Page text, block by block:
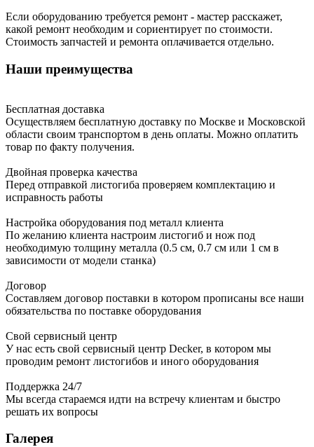
Если оборудованию требуется ремонт - мастер расскажет,
какой ремонт необходим и сориентирует по стоимости.
Стоимость запчастей и ремонта оплачивается отдельно.
Наши преимущества
Бесплатная доставка
Осуществляем бесплатную доставку по Москве и Московской
области своим транспортом в день оплаты. Можно оплатить
товар по факту получения.
Двойная проверка качества
Перед отправкой листогиба проверяем комплектацию и
исправность работы
Настройка оборудования под металл клиента
По желанию клиента настроим листогиб и нож под
необходимую толщину металла (0.5 см, 0.7 см или 1 см в
зависимости от модели станка)
Договор
Составляем договор поставки в котором прописаны все наши
обязательства по поставке оборудования
Свой сервисный центр
У нас есть свой сервисный центр Decker, в котором мы
проводим ремонт листогибов и иного оборудования
Поддержка 24/7
Мы всегда стараемся идти на встречу клиентам и быстро
решать их вопросы
Галерея